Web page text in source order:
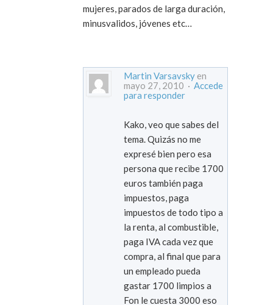
mujeres, parados de larga duración,
minusvalidos, jóvenes etc…
Martin Varsavsky en
mayo 27, 2010 · Accede
para responder
Kako, veo que sabes del
tema. Quizás no me
expresé bien pero esa
persona que recibe 1700
euros también paga
impuestos, paga
impuestos de todo tipo a
la renta, al combustible,
paga IVA cada vez que
compra, al final que para
un empleado pueda
gastar 1700 limpios a
Fon le cuesta 3000 eso